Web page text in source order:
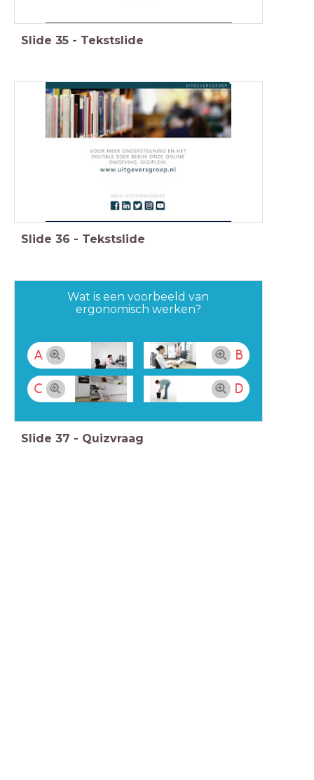
Slide 35 - Tekstslide
Slide 36 - Tekstslide
Wat is een voorbeeld van
ergonomisch werken?
A B
C D
Slide 37 - Quizvraag